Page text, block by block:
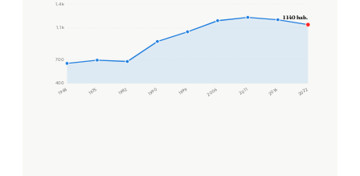
400
700
1,1 k
1,4 k
1968 1975 1982 1990 1999 2006 2011 2016 2022
1 140 hab.